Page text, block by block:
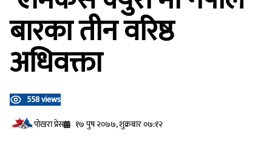
बारका तीन वरिष्ठ
अधिवक्ता
558 views
प‍ोखरा प्रेस
१७ पुष २०७७, शुक्रबार ०७:१२